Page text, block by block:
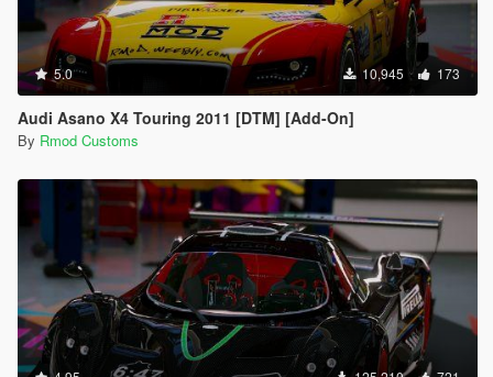
5.0 10,945 173
Audi Asano X4 Touring 2011 [DTM] [Add-On]
By Rmod Customs